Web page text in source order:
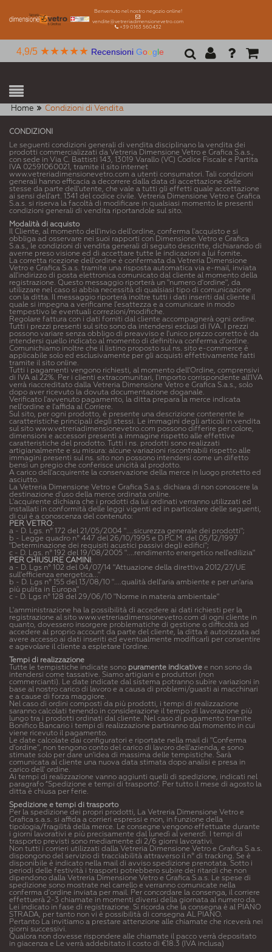
Benvenuto nel nostro negozio online!
vendite@vetreriadimensionevetro.com
+39 0163 560432
4,9/5 ★★★★★ Recensioni Google
Home Condizioni di Vendita
CONDIZIONI
Le seguenti condizioni generali di vendita disciplinano la vendita dei
prodotti commercializzati da Vetreria Dimensione Vetro e Grafica S.a.s.,
con sede in Via C. Battisti 143, 13019 Varallo (VC) Codice Fiscale e Partita
IVA 02591060021, tramite il sito internet
www.vetreriadimensionevetro.com a utenti consumatori. Tali condizioni
generali hanno efficacia a decorrere dalla data di accettazione delle
stesse da parte dell'utente, che vale a tutti gli effetti quale accettazione
ai sensi dell'art. 1341 del codice civile. Vetreria Dimensione Vetro e Grafica
S.a.s. si riserva la facoltà di modificare in qualsiasi momento le presenti
condizioni generali di vendita riportandole sul sito.
Modalità di acquisto
Il Cliente, al momento dell'invio dell'ordine, conferma l'acquisto e si
obbliga ad osservare nei suoi rapporti con Dimensione Vetro e Grafica
S.a.s., le condizioni di vendita generali di seguito descritte, dichiarando di
averne preso visione ed di accettare tutte le indicazioni a lui fornite.
La corretta ricezione dell'ordine è confermata da Vetreria Dimensione
Vetro e Grafica S.a.s. tramite una risposta automatica via e-mail, inviata
all'indirizzo di posta elettronica comunicato dal cliente al momento della
registrazione. Questo messaggio riporterà un "numero d'ordine", da
utilizzare nel caso si abbia necessità di qualsiasi tipo di comunicazione
con la ditta. Il messaggio riporterà inoltre tutti i dati inseriti dal cliente il
quale si impegna a verificarne l'esattezza e a comunicare in modo
tempestivo le eventuali correzioni/modifiche.
Regolare fattura con i dati forniti dal cliente accompagnerà ogni ordine.
Tutti i prezzi presenti sul sito sono da intendersi esclusi di IVA. I prezzi
possono variare senza obbligo di preavviso e l'unico prezzo corretto è da
intendersi quello indicato al momento di definitiva conferma d'ordine.
Comunichiamo inoltre che il listino proposto sul ns. sito e-commerce è
applicabile solo ed esclusivamente per gli acquisti effettivamente fatti
tramite il sito online.
Tutti i pagamenti vengono richiesti, al momento dell'Ordine, comprensivi
di IVA al 22%. Per i clienti extracomunitari, l'importo corrispondente all'IVA
verrà riaccreditato dalla Vetreria Dimensione Vetro e Grafica S.a.s., solo
dopo aver ricevuto la dovuta documentazione doganale.
Verificato l'avvenuto pagamento, la ditta prepara la merce indicata
nell'ordine e l'affida al Corriere.
Sul sito, per ogni prodotto, è presente una descrizione contenente le
caratteristiche principali degli stessi. Le immagini degli articoli in vendita
sul sito www.vetreriadimensionevetro.com possono differire per colore,
dimensioni e accessori presenti a immagine rispetto alle effettive
caratteristiche del prodotto. Tutti i ns. prodotti sono realizzati
artigianalmente e su misura: alcune variazioni riscontrabili rispetto alle
immagini presenti sul ns. sito non possono intendersi come un difetto
bensì un pregio che conferisce unicità al prodotto.
A carico dell'acquirente la conservazione della merce in luogo protetto ed
asciutto.
La Vetreria Dimensione Vetro e Grafica S.a.s. dichiara di non conoscere la
destinazione d'uso della merce ordinata online.
L'acquirente dichiara che i prodotti da lui ordinati verranno utilizzati ed
installati in conformità delle leggi vigenti ed in particolare delle seguenti,
di cui è a conoscenza del contenuto:
PER VETRO:
a - D. Lgs. n° 172 del 21/05/2004 "....sicurezza generale dei prodotti";
b - Legge quadro n° 447 del 26/10/1995 e D.P.C.M. del 05/12/1997
"Determinazione dei requisiti acustici passivi degli edifici";
c - D. Lgs. n° 192 del 19/08/2005 "....rendimento energetico nell'edilizia"
PER CHIUSURE CAMINI :
a - D. Lgs n° 102 del 04/07/14 "Attuazione della direttiva 2012/27/UE
sull'efficienza energetica..."
b - D. Lgs n° 155 del 13/08/10 "....qualità dell'aria ambiente e per un'aria
più pulita in Europa"
c - D. Lgs n° 128 del 29/06/10 "Norme in materia ambientale"
L'amministrazione ha la possibilità di accedere ai dati richiesti per la
registrazione al sito www.vetreriadimensionevetro.com di ogni cliente in
quanto, dovessero insorgere problematiche di gestione o difficoltà ad
accedere al proprio account da parte del cliente, la ditta è autorizzata ad
avere accesso ai dati inseriti ed eventualmente modificarli per consentire
e agevolare il cliente a espletare l'ordine.
Tempi di realizzazione
Tutte le tempistiche indicate sono puramente indicative e non sono da
intendersi come tassative. Siamo artigiani e produttori (non
commercianti). Le date indicate dal sistema potranno subire variazioni in
base al nostro carico di lavoro e a causa di problemi/guasti ai macchinari
e a cause di forza maggiore.
Nel caso di ordini composti da più prodotti, i tempi di realizzazione
saranno calcolati tenendo in considerazione il tempo di lavorazione più
lungo tra i prodotti ordinati dal cliente. Nel caso di pagamento tramite
Bonifico Bancario i tempi di realizzazione partiranno dal momento in cui
viene ricevuto il pagamento.
Le date calcolate dai configuratori e riportate nella mail di "Conferma
d'ordine", non tengono conto del carico di lavoro dell'azienda, e sono
stimate solo per dare un'idea di massima delle tempistiche. Sarà
comunicata al cliente una nuova data stimata dopo analisi e presa in
carico dell' ordine.
Ai tempi di realizzazione vanno aggiunti quelli di spedizione, indicati nel
paragrafo “Spedizione e tempi di trasporto”. Per tutto il mese di agosto la
ditta è chiusa per ferie.
Spedizione e tempi di trasporto
Per la spedizione dei propri prodotti, La Vetreria Dimensione Vetro e
Grafica s.a.s. si affida a corrieri espressi e non, in funzione della
tipologia/fragilità della merce. Le consegne vengono effettuate durante
i giorni lavorativi e più precisamente dal lunedì al venerdì. I tempi di
trasporto previsti sono mediamente di 2/6 giorni lavorativi.
Non tutti i corrieri utilizzati dalla Vetreria Dimensione Vetro e Grafica S.a.s.
dispongono del servizio di tracciabilità attraverso il n° di tracking. Se è
disponibile è indicato nella mail di avviso spedizione prenotata. Sotto i
periodi delle festività i trasporti potrebbero subire dei ritardi che non
dipendono dalla Vetreria Dimensione Vetro e Grafica S.a.s. Le spese di
spedizione sono mostrate nel carrello e verranno comunicate nella
conferma d'ordine inviata per mail. Per concordare la consenga, il corriere
effettuerà 2-3 chiamate in momenti diversi della giornata al numero da
Lei indicato in fase di registrazione. Si ricorda che la consegna è al PIANO
STRADA, per tanto non vi è possibilità di consegna AL PIANO.
Pertanto La invitiamo a prestare attenzione alle chiamate che riceverà nei
giorni successivi.
Qualora non dovesse rispondere alle chiamate il pacco verrà depositato
in giacenza e Le verrà addebitato il costo di €18.3 (IVA inclusa)